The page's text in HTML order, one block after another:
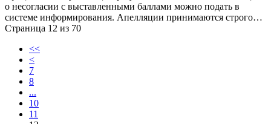
о несогласии с выставленными баллами можно подать в
системе информирования. Апелляции принимаются строго…
Страница 12 из 70
<<
<
7
8
...
10
11